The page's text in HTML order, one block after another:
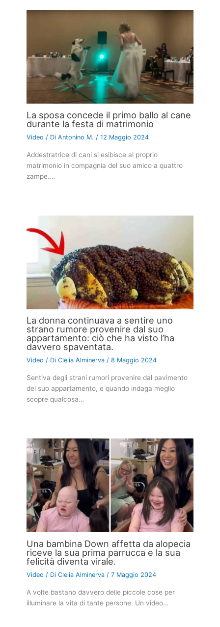
La sposa concede il primo ballo al cane
durante la festa di matrimonio
Video / DiAntonino M./12 Maggio 2024
Addestratrice di cani si esibisce al proprio
matrimonio in compagnia del suo amico a quattro
zampe.…
La donna continuava a sentire uno
strano rumore provenire dal suo
appartamento: ciò che ha visto l’ha
davvero spaventata.
Video / DiClelia Alminerva/8 Maggio 2024
Sentiva degli strani rumori provenire dal pavimento
del suo appartamento, e quando indaga meglio
scopre qualcosa…
Una bambina Down affetta da alopecia
riceve la sua prima parrucca e la sua
felicità diventa virale.
Video / DiClelia Alminerva /7 Maggio 2024
A volte bastano davvero delle piccole cose per
illuminare la vita di tante persone. Un video…